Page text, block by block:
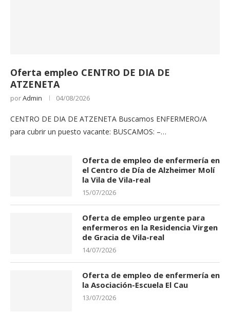
Oferta empleo CENTRO DE DIA DE
ATZENETA
porAdmin 04/08/2026
CENTRO DE DIA DE ATZENETA Buscamos ENFERMERO/A
para cubrir un puesto vacante: BUSCAMOS: –…
Oferta de empleo de enfermería en
el Centro de Día de Alzheimer Molí
la Vila de Vila-real
15/07/2026
Oferta de empleo urgente para
enfermeros en la Residencia Virgen
de Gracia de Vila-real
14/07/2026
Oferta de empleo de enfermería en
la Asociación-Escuela El Cau
13/07/2026